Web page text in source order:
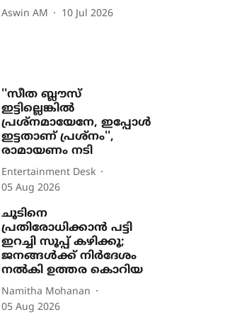
Aswin AM 10 Jul 2026
''സീത ബ്ലൗസ്
ഇട്ടില്ലെങ്കിൽ
പ്രശ്നമായേനേ, ഇപ്പോൾ
ഇട്ടതാണ് പ്രശ്നം'',
രാമായണം നടി
Entertainment Desk
05 Aug 2026
ചൂടിനെ
പ്രതിരോധിക്കാൻ പട്ടി
ഇറച്ചി സൂപ്പ് കഴിക്കൂ;
ജനങ്ങൾക്ക് നിർദേശം
നൽകി ഉത്തര കൊറിയ
Namitha Mohanan
05 Aug 2026